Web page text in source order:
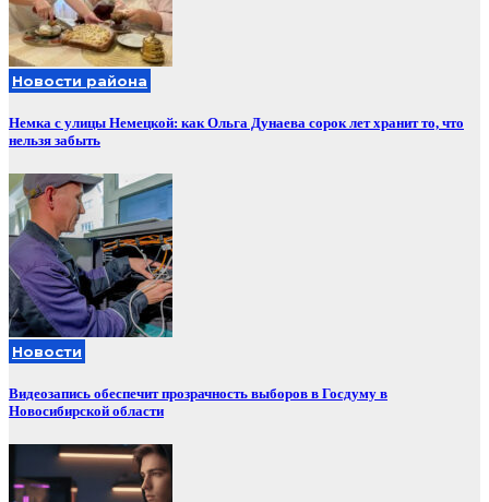
Новости района
Немка с улицы Немецкой: как Ольга Дунаева сорок лет хранит то, что
нельзя забыть
Новости
Видеозапись обеспечит прозрачность выборов в Госдуму в
Новосибирской области